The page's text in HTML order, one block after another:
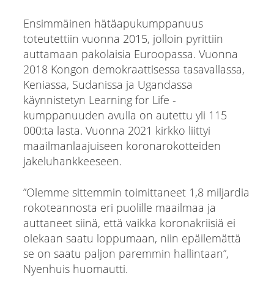
Ensimmäinen hätäapukumppanuus
toteutettiin vuonna 2015, jolloin pyrittiin
auttamaan pakolaisia Euroopassa. Vuonna
2018 Kongon demokraattisessa tasavallassa,
Keniassa, Sudanissa ja Ugandassa
käynnistetyn Learning for Life -
kumppanuuden avulla on autettu yli 115
000:ta lasta. Vuonna 2021 kirkko liittyi
maailmanlaajuiseen koronarokotteiden
jakeluhankkeeseen.
”Olemme sittemmin toimittaneet 1,8 miljardia
rokoteannosta eri puolille maailmaa ja
auttaneet siinä, että vaikka koronakriisiä ei
olekaan saatu loppumaan, niin epäilemättä
se on saatu paljon paremmin hallintaan”,
Nyenhuis huomautti.